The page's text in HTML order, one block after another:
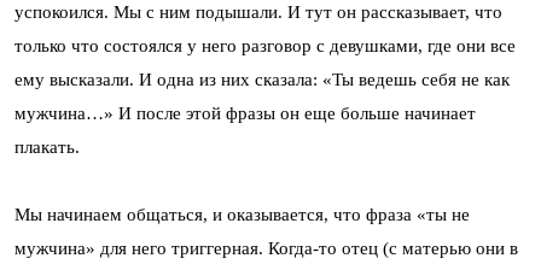
успокоился. Мы с ним подышали. И тут он рассказывает, что
только что состоялся у него разговор с девушками, где они все
ему высказали. И одна из них сказала: «Ты ведешь себя не как
мужчина…» И после этой фразы он еще больше начинает
плакать.
Мы начинаем общаться, и оказывается, что фраза «ты не
мужчина» для него триггерная. Когда-то отец (с матерью они в